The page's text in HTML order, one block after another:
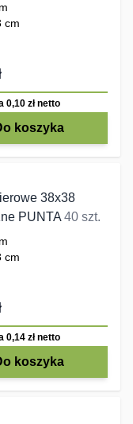
cm
0,10 złnetto
koszyka
38x38
PUNTA 40 szt.
cm
0,14 złnetto
koszyka